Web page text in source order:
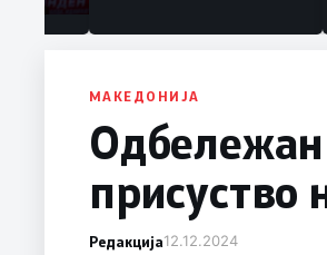
МАКЕДОНИЈА
Одбележан
Редакција12.12.2024